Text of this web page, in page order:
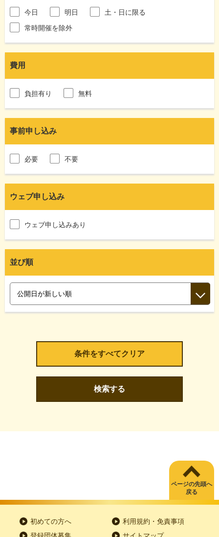
今日 明日
土・日に限る
常時開催を除外
費用
負担有り 無料
事前申し込み
必要 不要
ウェブ申し込み
ウェブ申し込みあり
並び順
検索する
ページの先頭へ
戻る
初めての方へ
利用規約・免責事項
登録団体募集
サイトマップ